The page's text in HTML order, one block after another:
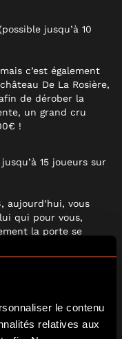
le contenu
relatives aux
jusqu’à 10
c’est également
De La Rosière,
de dérober la
un grand cru
!
15 joueurs sur
aujourd’hui, vous
qui pour vous,
la porte se
échapper avant son
LUNE: (possible